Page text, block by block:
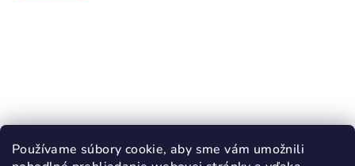
Používame súbory cookie, aby sme vám umožnili